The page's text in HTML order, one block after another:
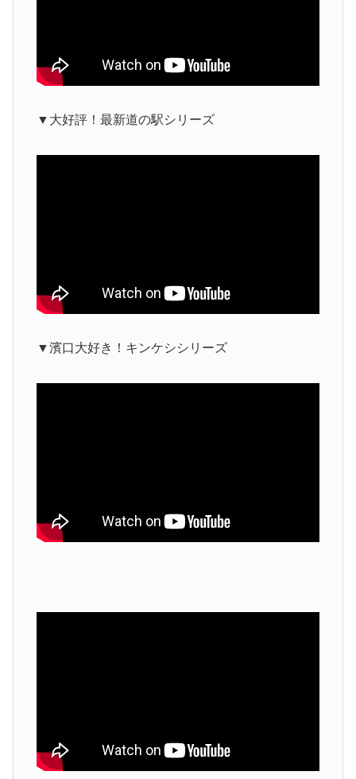
▼大好評！最新道の駅シリーズ
▼濱口大好き！キンケシシリーズ